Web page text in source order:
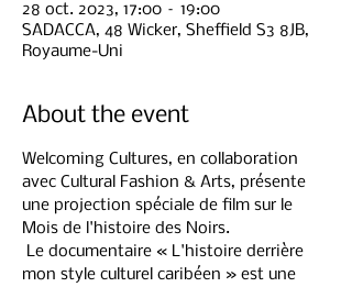
28 oct. 2023, 17:00 – 19:00
SADACCA, 48 Wicker, Sheffield S3 8JB,
Royaume-Uni
About the event
Welcoming Cultures, en collaboration
avec Cultural Fashion & Arts, présente
une projection spéciale de film sur le
Mois de l'histoire des Noirs.
mon style culturel caribéen » est une